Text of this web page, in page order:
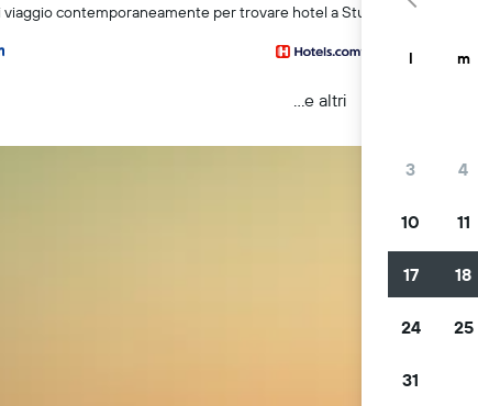
viaggio contemporaneamente per trovare hotel a Stupini
...e altri
l m
3 4
10 11
17 18
24 25
31